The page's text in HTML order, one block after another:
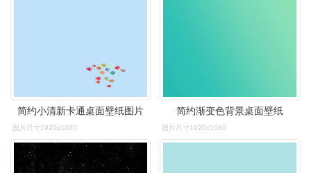
简约小清新卡通桌面壁纸图片
图片尺寸1920x1080
简约渐变色背景桌面壁纸
图片尺寸1920x1080